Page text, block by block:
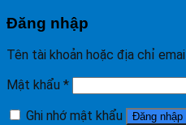
Đăng nhập
Tên tài khoản hoặc địa chỉ email
Mật khẩu *
Ghi nhớ mật khẩu
Đăng nhập